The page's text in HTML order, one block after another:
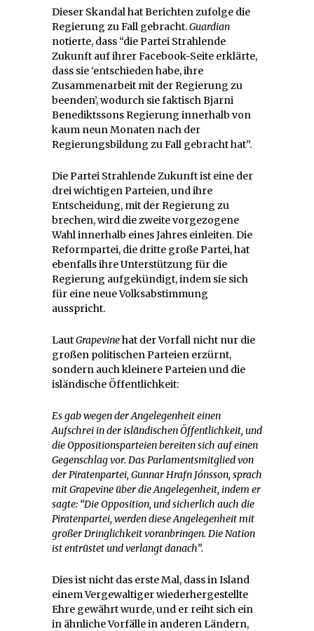
Dieser Skandal hat Berichten zufolge die
Regierung zu Fall gebracht.Guardian
notierte, dass “die Partei Strahlende
Zukunft auf ihrer Facebook-Seite erklärte,
dass sie ‘entschieden habe, ihre
Zusammenarbeit mit der Regierung zu
beenden’, wodurch sie faktisch Bjarni
Benediktssons Regierung innerhalb von
kaum neun Monaten nach der
Regierungsbildung zu Fall gebracht hat”.
Die Partei Strahlende Zukunft ist eine der
drei wichtigen Parteien, und ihre
Entscheidung, mit der Regierung zu
brechen, wird die zweite vorgezogene
Wahl innerhalb eines Jahres einleiten. Die
Reformpartei, die dritte große Partei, hat
ebenfalls ihre Unterstützung für die
Regierung aufgekündigt, indem sie sich
für eine neue Volksabstimmung
ausspricht.
LautGrapevinehat der Vorfall nicht nur die
großen politischen Parteien erzürnt,
sondern auch kleinere Parteien und die
isländische Öffentlichkeit:
Es gab wegen der Angelegenheit einen
Aufschrei in der isländischen Öffentlichkeit, und
die Oppositionsparteien bereiten sich auf einen
Gegenschlag vor. Das Parlamentsmitglied von
der Piratenpartei, Gunnar Hrafn Jónsson, sprach
mit Grapevine über die Angelegenheit, indem er
sagte: “Die Opposition, und sicherlich auch die
Piratenpartei, werden diese Angelegenheit mit
großer Dringlichkeit voranbringen. Die Nation
ist entrüstet und verlangt danach”.
Dies ist nicht das erste Mal, dass in Island
einem Vergewaltiger wiederhergestellte
Ehre gewährt wurde, und er reiht sich ein
in ähnliche Vorfälle in anderen Ländern,